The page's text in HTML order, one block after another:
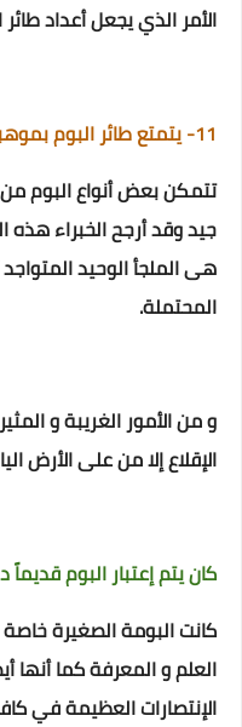
الأمر الذي يجعل أعداد
11- يتمتع طائر البوم بموهبة السباحة
تتمكن بعض أنواع البوم
جيدوقد أرجح الخبراء هذه
هى الملجأ الوحيد
المحتملة.
و من الأمور الغريبة و
الإقلاع إلا من على الأرض
كان يتم إعتبار البوم
كانت البومة الصغيرة خاصة
العلم و المعرفةكما أنها
الإنتصارات العظيمة في